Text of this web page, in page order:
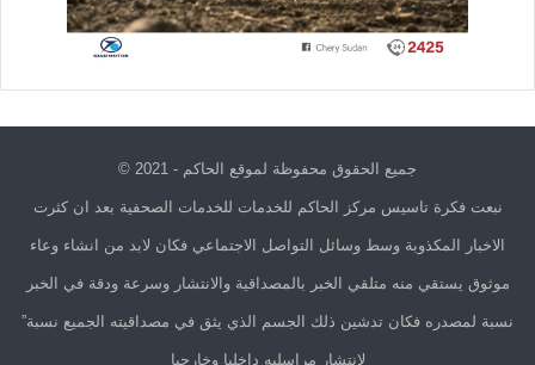
جميع الحقوق محفوظة لموقع الحاكم - 2021 ©
نبعت فكرة تاسيس مركز الحاكم للخدمات للخدمات الصحفية بعد ان كثرت
الاخبار المكذوبة وسط وسائل التواصل الاجتماعي فكان لابد من انشاء وعاء
موثوق يستقي منه متلقي الخبر بالمصداقية والانتشار وسرعة ودقة في الخبر
نسبة لمصدره فكان تدشين ذلك الجسم الذي يثق في مصداقيته الجميع نسبة”
لانتشار مراسليه داخليا وخارجيا